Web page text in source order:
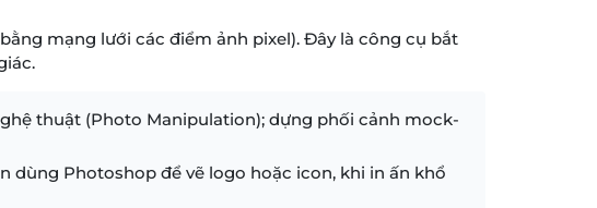
mạng lưới các điểm ảnh pixel). Đây là công cụ bắt
thuật (Photo Manipulation); dựng phối cảnh mock-
dùng Photoshop để vẽ logo hoặc icon, khi in ấn khổ